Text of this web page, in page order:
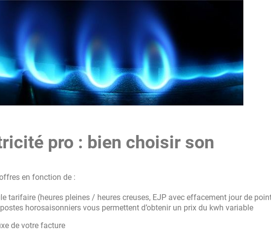
pro : bien choisir son
en fonction de :
tarifaire (heures pleines / heures creuses, EJP avec effacement jour de
horosaisonniers vous permettent d’obtenir un prix du kwh variable
de votre facture